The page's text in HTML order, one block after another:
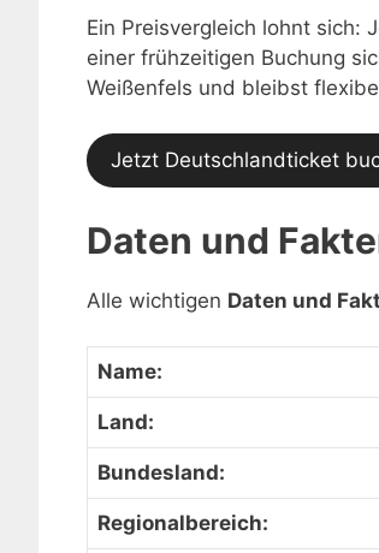
Ein Preisvergleich lohnt sich:
einer frühzeitigen Buchung
Weißenfels und bleibst
Jetzt Deutschlandticket
Daten und
Alle wichtigen Daten und
Name:
Land:
Bundesland:
Regionalbereich: